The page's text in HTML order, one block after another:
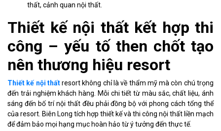
thất, cảnh quan nội thất.
Thiết kế nội thất kết hợp thi
công – yếu tố then chốt tạo
nên thương hiệu resort
Thiết kế nội thấtresort không chỉ là về thẩm mỹ mà còn chú trọng
đến trải nghiệm khách hàng. Mỗi chi tiết từ màu sắc, chất liệu, ánh
sáng đến bố trí nội thất đều phải đồng bộ với phong cách tổng thể
của resort. Biên Long tích hợp thiết kế và thi công nội thất liền mạch
để đảm bảo mọi hạng mục hoàn hảo từ ý tưởng đến thực tế.